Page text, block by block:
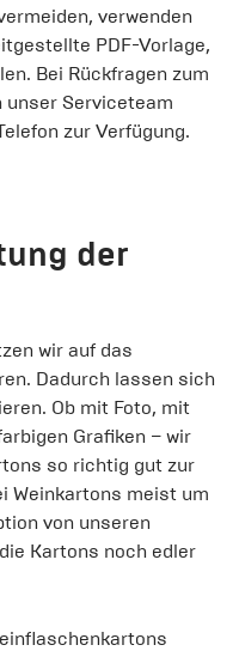
verwenden
PDF-Vorlage,
Bei Rückfragen zum
unser Serviceteam
zur Verfügung.
der
wir auf das
Dadurch lassen sich
Ob mit Foto, mit
Grafiken – wir
so richtig gut zur
Weinkartons meist um
von unseren
Kartons noch edler